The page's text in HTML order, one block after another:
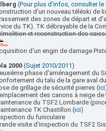
(Pour plus d'infos, consulter le
d'un nouveau téléski de
des zones de départ et
du TK). TK débrayable de la
et reconstruction des
d'un engin de damage
2000 (Sujet 2010/2011)
phase d'aménagement du
du talu de la gare aval
de grillage de sécurité pierres (ici
des canons à neige
du TSF2 Lombarde
TK Chastillon (ici)
du funiculaire
visite d'inspection du TSF2